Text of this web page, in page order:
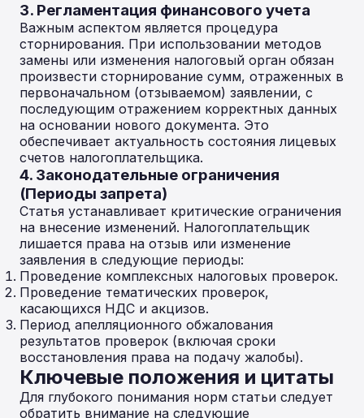
3. Регламентация финансового учета
Важным аспектом является процедура
сторнирования. При использовании методов
замены или изменения налоговый орган обязан
произвести сторнирование сумм, отраженных в
первоначальном (отзываемом) заявлении, с
последующим отражением корректных данных
на основании нового документа. Это
обеспечивает актуальность состояния лицевых
счетов налогоплательщика.
4. Законодательные ограничения
(Периоды запрета)
Статья устанавливает критические ограничения
на внесение изменений. Налогоплательщик
лишается права на отзыв или изменение
заявления в следующие периоды:
Проведение комплексных налоговых проверок.
Проведение тематических проверок,
касающихся НДС и акцизов.
Период апелляционного обжалования
результатов проверок (включая сроки
восстановления права на подачу жалобы).
Ключевые положения и цитаты
Для глубокого понимания норм статьи следует
обратить внимание на следующие